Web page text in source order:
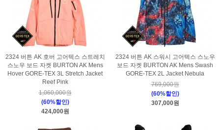
2324 버튼 AK 호버 고어텍스 스트레치
스노우 보드 자켓 BURTON AK Mens
Hover GORE-TEX 3L Stretch Jacket
Reef Pink
1,060,000원
(60%할인)
424,000원
2324 버튼 AK 스워시 고어텍스 스노우
보드 자켓 BURTON AK Mens Swash
GORE-TEX 2L Jacket Nebula
769,000원
(60%할인)
307,000원